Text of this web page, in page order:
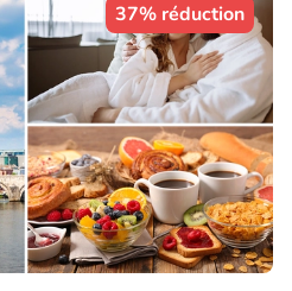
37% réduction